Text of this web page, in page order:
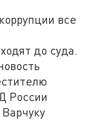
все
до суда.
России